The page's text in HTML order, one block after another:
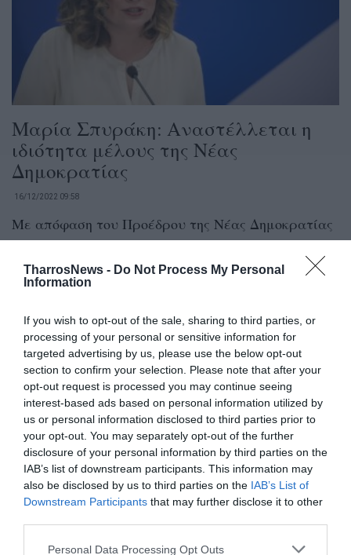
TharrosNews - Do Not Process My Personal
Information
If you wish to opt-out of the sale, sharing to third parties, or
processing of your personal or sensitive information for
targeted advertising by us, please use the below opt-out
section to confirm your selection. Please note that after your
opt-out request is processed you may continue seeing
interest-based ads based on personal information utilized by
us or personal information disclosed to third parties prior to
your opt-out. You may separately opt-out of the further
disclosure of your personal information by third parties on the
IAB’s list of downstream participants. This information may
also be disclosed by us to third parties on the IAB’s List of
Downstream Participants that may further disclose it to other
Personal Data Processing Opt Outs
Μαρία Σπυράκη: Αναστέλλεται η
ιδιότητα μέλους της Νέας
Δημοκρατίας
16/12/2022 09:58
Με απόφαση του Προέδρου της Νέας Δημοκρατίας
Κυριάκου Μητσοτάκη, αναστέλλεται η ιδιότητα
του μέλους της Νέας Δημοκρατίας της...
Η Εύα Καϊλή εκλέχτηκε νέα